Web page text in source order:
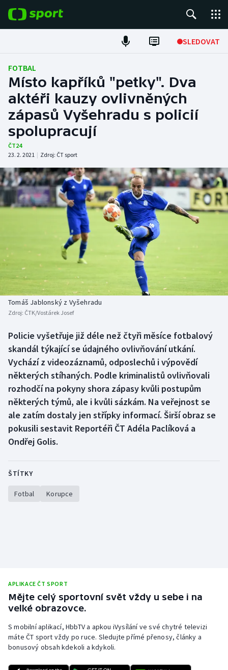
SLEDOVAT
Fotbal
Hokej
Tenis
Atletika
DALŠÍ SPORTY
Americký fotbal
Baseball a softbal
Biatlon
Boby a skeleton
Box
Curling
Dostihy
Florbal
Futsal
Lezení
Lyže a snowboard
Moderní pětiboj
NEPŘEHLÉDNĚTE
Historické návraty
Aplikace ČT sport
AZ kvíz
FOTBAL
Místo kapříků "petky". Dva
aktéři kauzy ovlivněných
zápasů Vyšehradu s policií
spolupracují
ČT24
23. 2. 2021 | Zdroj: ČT sport
Tomáš Jablonský z Vyšehradu
Zdroj: ČTK/Vostárek Josef
Policie vyšetřuje již déle než čtyři měsíce fotbalový
skandál týkající se údajného ovlivňování utkání.
Vychází z videozáznamů, odposlechů i výpovědí
některých stíhaných. Podle kriminalistů ovlivňovali
rozhodčí na pokyny shora zápasy kvůli postupům
některých týmů, ale i kvůli sázkám. Na veřejnost se
ale zatím dostaly jen střípky informací. Širší obraz se
pokusili sestavit Reportéři ČT Adéla Paclíková a
Ondřej Golis.
ŠTÍTKY
Fotbal Korupce
APLIKACE ČT SPORT
Mějte celý sportovní svět vždy u sebe i na
velké obrazovce.
S mobilní aplikací, HbbTV a apkou iVysílání ve své chytré televizi
máte ČT sport vždy po ruce. Sledujte přímé přenosy, články a
bonusový obsah kdekoli a kdykoli.